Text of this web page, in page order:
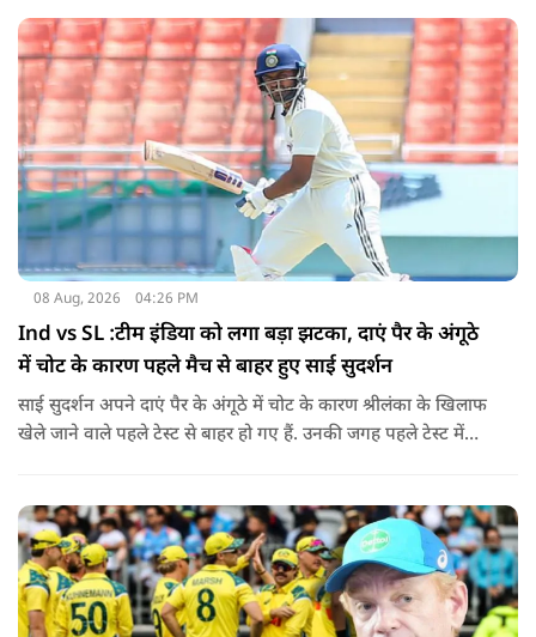
08 Aug, 2026 04:26 PM
Ind vs SL :टीम इंडिया को लगा बड़ा झटका, दाएं पैर के अंगूठे
में चोट के कारण पहले मैच से बाहर हुए साई सुदर्शन
साई सुदर्शन अपने दाएं पैर के अंगूठे में चोट के कारण श्रीलंका के खिलाफ
खेले जाने वाले पहले टेस्ट से बाहर हो गए हैं. उनकी जगह पहले टेस्ट में